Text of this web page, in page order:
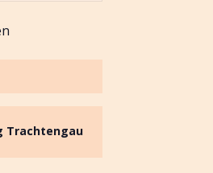
Trachtengau